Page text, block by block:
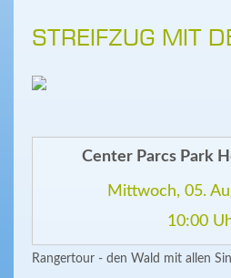
STREIFZUG MIT
Center Parcs Park
Mittwoch, 05.
10:00
Rangertour - den Wald mit allen